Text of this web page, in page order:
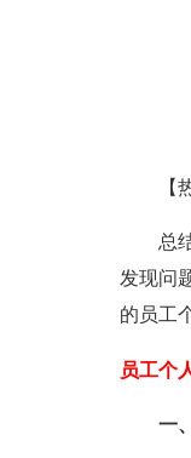
【
总
发现问
的员工
员工个
一